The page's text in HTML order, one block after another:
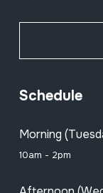
Schedule
Morning
10am - 2pm